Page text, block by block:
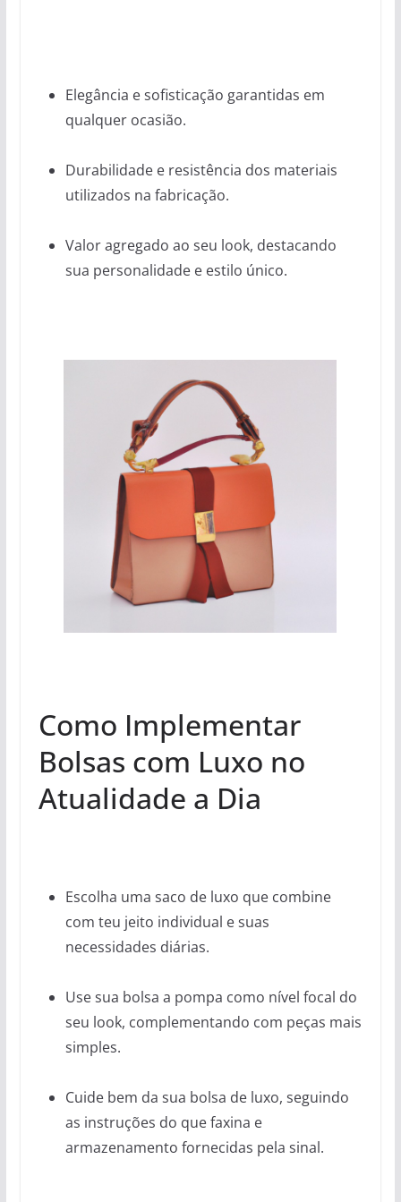
Elegância e sofisticação garantidas em
qualquer ocasião.
Durabilidade e resistência dos materiais
utilizados na fabricação.
Valor agregado ao seu look, destacando
sua personalidade e estilo único.
Como Implementar
Bolsas com Luxo no
Atualidade a Dia
Escolha uma saco de luxo que combine
com teu jeito individual e suas
necessidades diárias.
Use sua bolsa a pompa como nível focal do
seu look, complementando com peças mais
simples.
Cuide bem da sua bolsa de luxo, seguindo
as instruções do que faxina e
armazenamento fornecidas pela sinal.